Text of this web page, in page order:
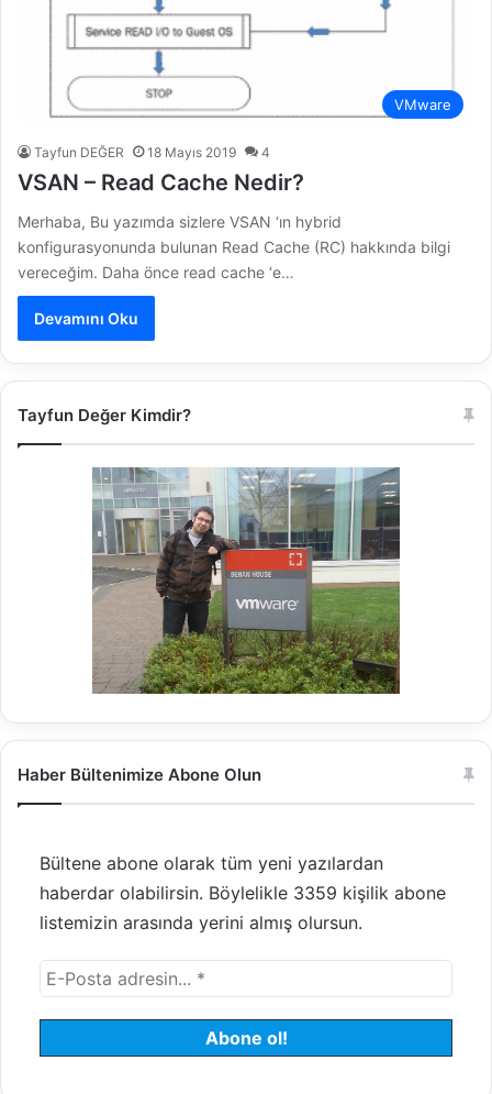
VMware
Tayfun DEĞER 18 Mayıs 2019 4
VSAN – Read Cache Nedir?
Merhaba, Bu yazımda sizlere VSAN ‘ın hybrid
konfigurasyonunda bulunan Read Cache (RC) hakkında bilgi
vereceğim. Daha önce read cache ‘e…
Devamını Oku
Tayfun Değer Kimdir?
Haber Bültenimize Abone Olun
Bültene abone olarak tüm yeni yazılardan
haberdar olabilirsin. Böylelikle 3359 kişilik abone
listemizin arasında yerini almış olursun.